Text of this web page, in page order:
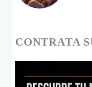
CONTRATA